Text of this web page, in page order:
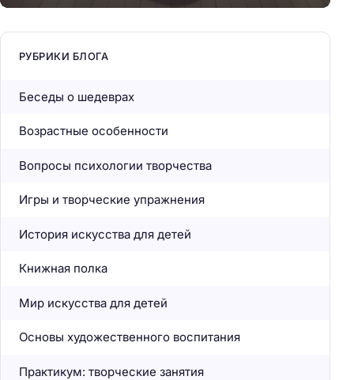
РУБРИКИ БЛОГА
Беседы о шедеврах
Возрастные особенности
Вопросы психологии творчества
Игры и творческие упражнения
История искусства для детей
Книжная полка
Мир искусства для детей
Основы художественного воспитания
Практикум: творческие занятия